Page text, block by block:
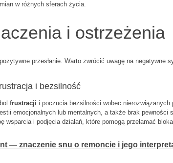
w różnych sferach życia.
i ostrzeżenia
przesłanie. Warto zwrócić uwagę na negatywne
i bezsilność
frustracji i poczucia bezsilności wobec nierozwiązanych
emocjonalnych lub mentalnych, a także brak pewności
i podjęcia działań, które pomogą przełamać
— znaczenie snu o remoncie i jego